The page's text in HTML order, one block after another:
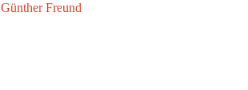
Günther Freund